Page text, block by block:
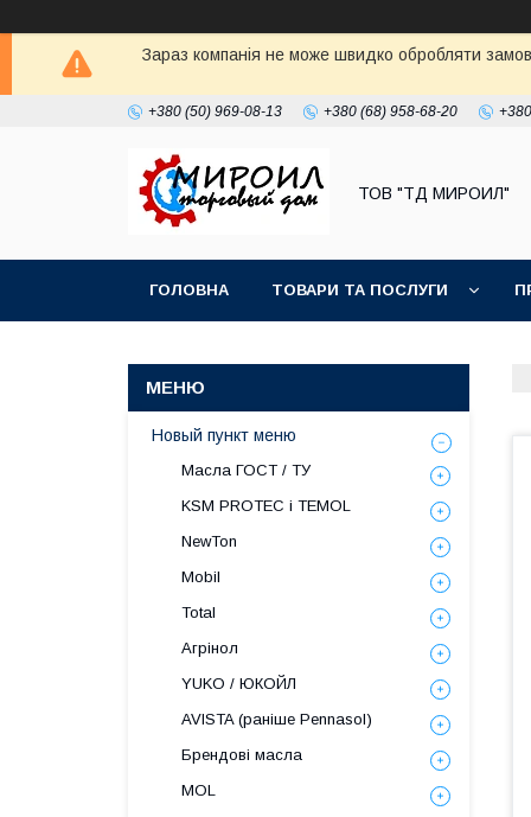
Зараз компанія не може швидко обробляти
+380 (50) 969-08-13 +380 (68) 958-68-20
ТОВ "ТД МИРОИЛ"
ГОЛОВНА ТОВАРИ ТА ПОСЛУГИ
Новый пункт меню
Масла ГОСТ / ТУ
KSM PROTEC і TEMOL
NewTon
Mobil
Total
Агрінол
YUKO / ЮКОЙЛ
AVISTA (раніше Pennasol)
Брендові масла
MOL